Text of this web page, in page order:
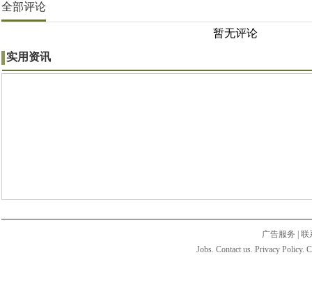
全部评论
暂无评论
实用资讯
广告服务
联
Jobs. Contact us. Privacy Policy.